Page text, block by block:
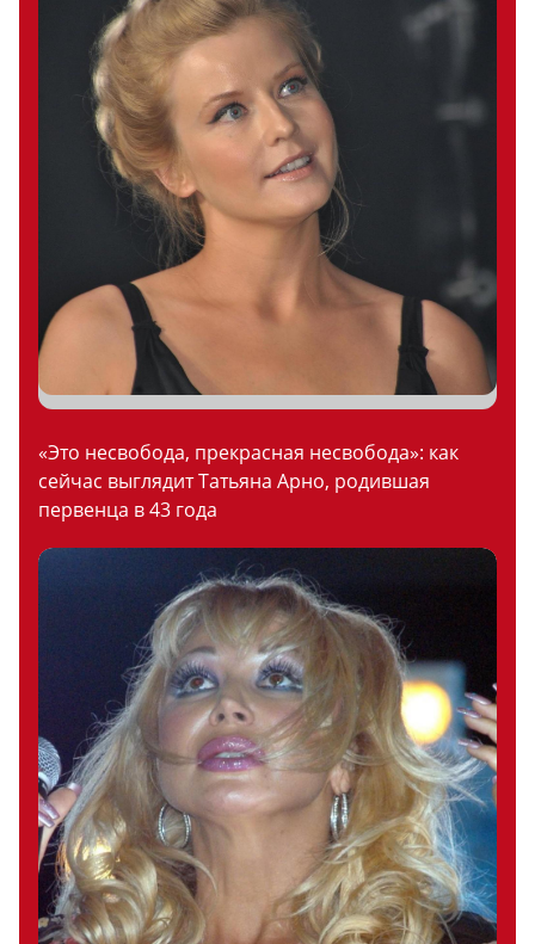
«Это несвобода, прекрасная несвобода»: как
сейчас выглядит Татьяна Арно, родившая
первенца в 43 года